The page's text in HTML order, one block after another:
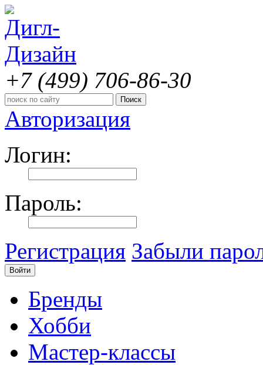
+7 (499) 706-86-30
Авторизация
Логин:
Пароль:
Регистрация Забыли
Бренды
Хобби
Мастер-классы